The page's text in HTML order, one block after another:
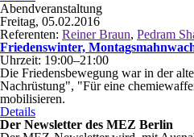
deutschem
Boden
darf
nie
wieder
Krieg
ausgehen.“
Abendveranstaltung
Freitag, 05.02.2016
Referenten: Reiner Braun, Pedram
Friedenswinter,
Uhrzeit: 19:00–21:00
Die Friedensbewegung war in der
Nachrüstung", "Für eine
mobilisieren.
DetailsFriedenswinter,
Montagsmahnwachen,
Der Newsletter des MEZ Berlin